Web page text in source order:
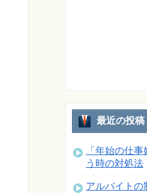
最近の投稿
「年始の仕
う時の対処法
アルバイトの